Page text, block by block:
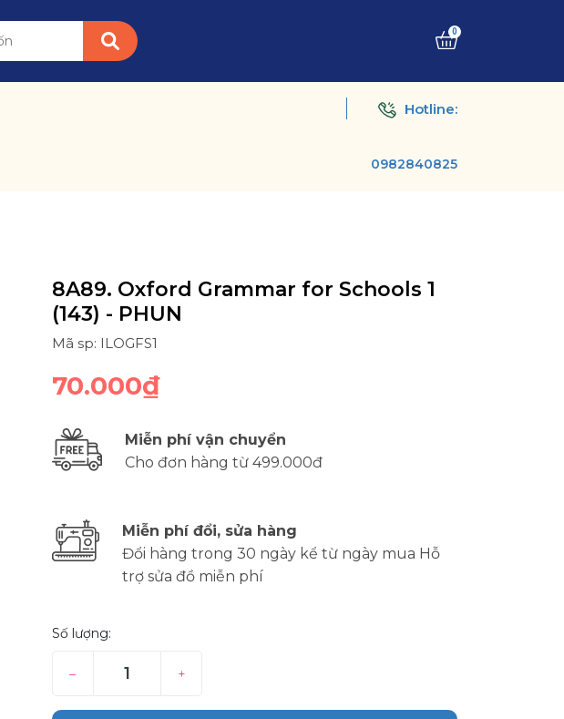
0
Hotline:
0982840825
8A89. Oxford Grammar for Schools 1
(143) - PHUN
Mã sp: ILOGFS1
70.000₫
Miễn phí vận chuyển
Cho đơn hàng từ 499.000đ
Miễn phí đổi, sửa hàng
Đổi hàng trong 30 ngày kể từ ngày mua Hỗ
trợ sửa đồ miễn phí
Số lượng:
– +